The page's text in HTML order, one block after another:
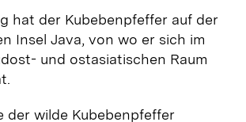
hat der Kubebenpfeffer auf der
Insel Java, von wo er sich im
und ostasiatischen Raum
der wilde Kubebenpfeffer